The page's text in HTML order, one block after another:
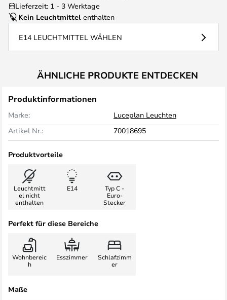
Lieferzeit: 1 - 3 Werktage
Kein Leuchtmittel enthalten
E14 LEUCHTMITTEL WÄHLEN
ÄHNLICHE PRODUKTE ENTDECKEN
Produktinformationen
Marke:
Luceplan Leuchten
Artikel Nr.:
70018695
Produktvorteile
Leuchtmitt
el nicht
enthalten
E14
Typ C -
Euro-
Stecker
Perfekt für diese Bereiche
Wohnbereic
h
Esszimmer
Schlafzimm
er
Maße